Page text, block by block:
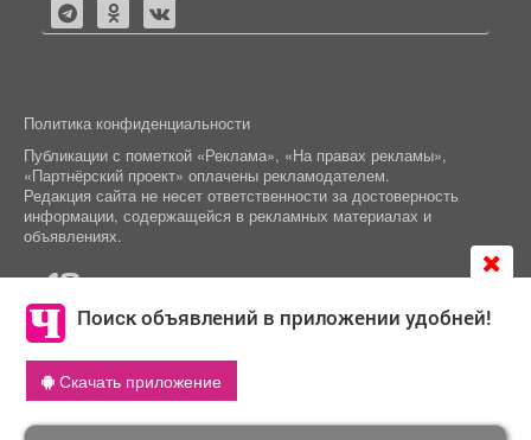
Поиск объявлений в приложении удобней!
Скачать приложение
Продолжая использовать сайт
согласие на обработку файлов cookie, которые
обеспечивают корректную работу сайта и сбора
Политика конфиденциальности
Публикации с пометкой «Реклама», «На правах рекламы»,
«Партнёрский проект» оплачены рекламодателем.
Редакция сайта не несет ответственности за достоверность
информации, содержащейся в рекламных материалах и
объявлениях.
+16 © 2006-2026ООО "Частник-М"